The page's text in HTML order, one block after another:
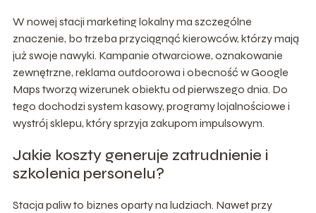
W nowej stacji marketing lokalny ma szczególne
znaczenie, bo trzeba przyciągnąć kierowców, którzy mają
już swoje nawyki. Kampanie otwarciowe, oznakowanie
zewnętrzne, reklama outdoorowa i obecność w Google
Maps tworzą wizerunek obiektu od pierwszego dnia. Do
tego dochodzi system kasowy, programy lojalnościowe i
wystrój sklepu, który sprzyja zakupom impulsowym.
Jakie koszty generuje zatrudnienie i
szkolenia personelu?
Stacja paliw to biznes oparty na ludziach. Nawet przy